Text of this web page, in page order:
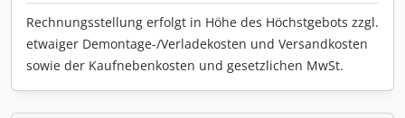
Rechnungsstellung erfolgt in Höhe des Höchstgebots zzgl.
etwaiger Demontage-/Verladekosten und Versandkosten
sowie der Kaufnebenkosten und gesetzlichen MwSt.